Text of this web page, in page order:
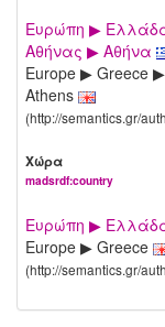
Ευρώπη ▶
Αθήνας ▶ Αθήνα
Europe ▶ Greece
Athens
(http://semantics.gr/
Χώρα
madsrdf:country
Ευρώπη ▶
Europe ▶ Greece
(http://semantics.gr/